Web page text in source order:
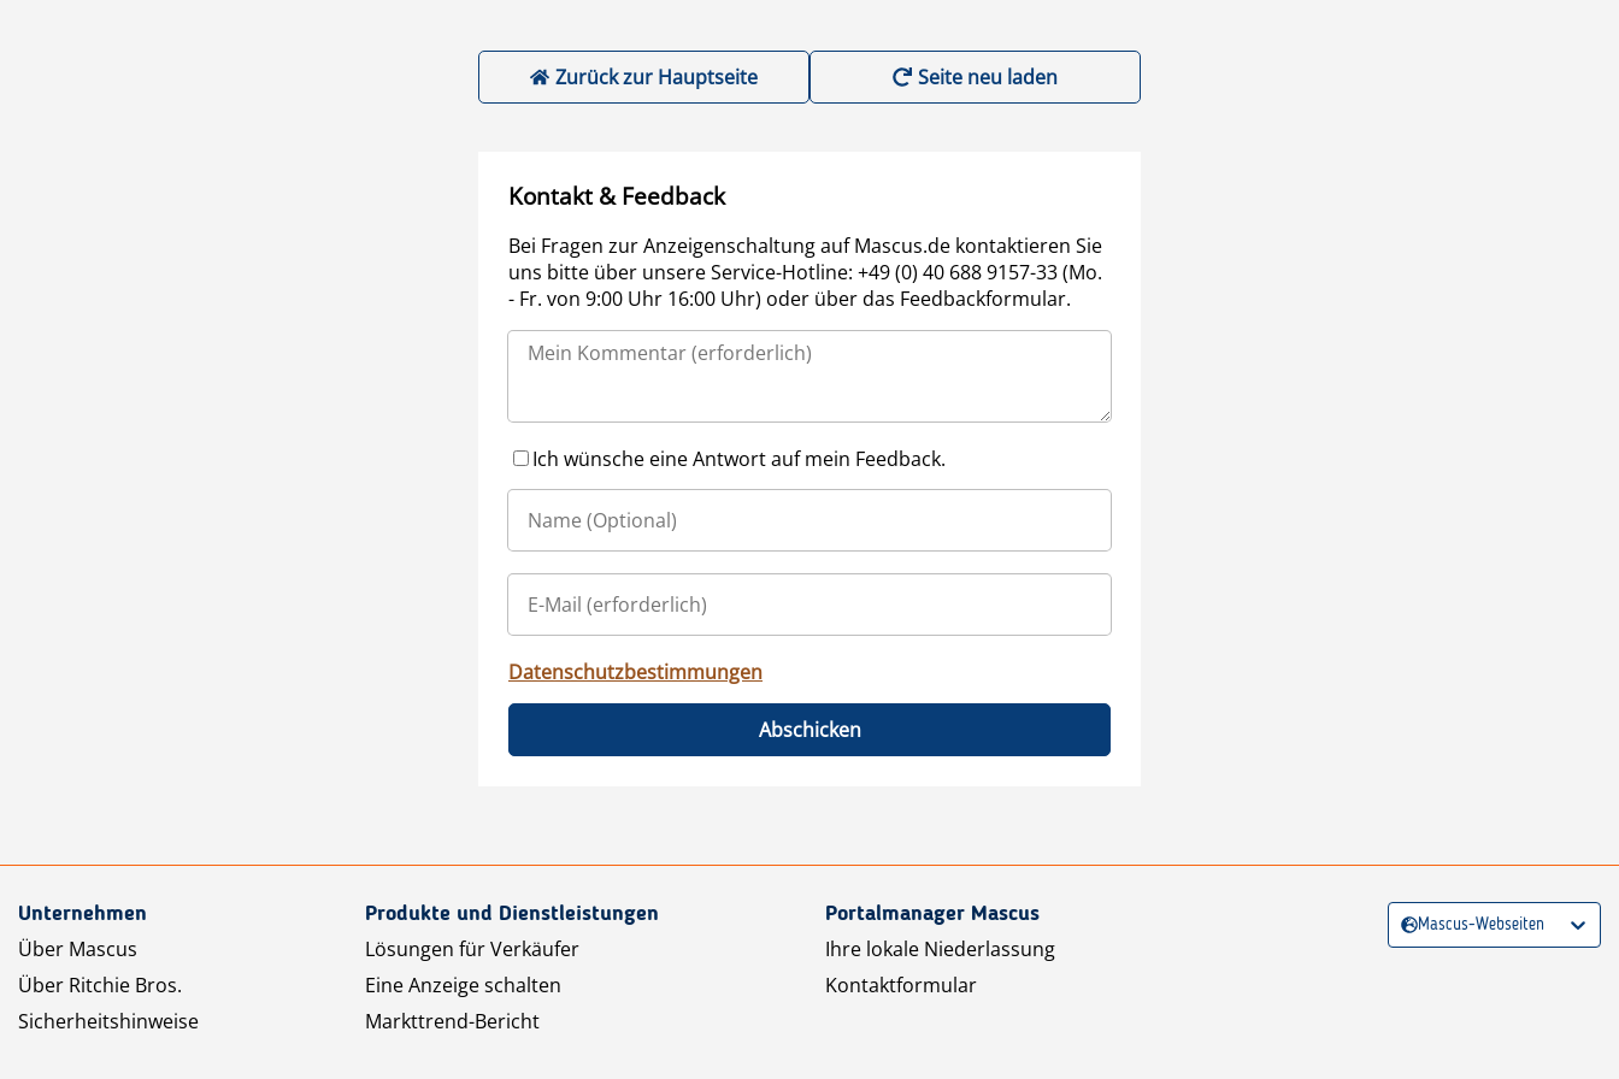
Zurück zur Hauptseite Seite neu laden
Kontakt & Feedback
Bei Fragen zur Anzeigenschaltung auf Mascus.de kontaktieren Sie
uns bitte über unsere Service-Hotline: +49 (0) 40 688 9157-33 (Mo.
- Fr. von 9:00 Uhr 16:00 Uhr) oder über das Feedbackformular.
Ich wünsche eine Antwort auf mein Feedback.
Datenschutzbestimmungen
Abschicken
Unternehmen
Über Mascus
Über Ritchie Bros.
Sicherheitshinweise
Produkte und Dienstleistungen
Lösungen für Verkäufer
Eine Anzeige schalten
Markttrend-Bericht
Portalmanager Mascus
Ihre lokale Niederlassung
Kontaktformular
Mascus-Webseiten